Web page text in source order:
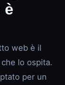
è
web è il
lo ospita.
per un